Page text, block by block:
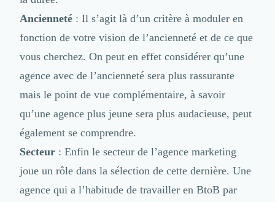
Ancienneté: Il s’agit là d’un critère à moduler en
fonction de votre vision de l’ancienneté et de ce que
vous cherchez. On peut en effet considérer qu’une
agence avec de l’ancienneté sera plus rassurante
mais le point de vue complémentaire, à savoir
qu’une agence plus jeune sera plus audacieuse, peut
également se comprendre.
Secteur : Enfin le secteur de l’agence marketing
joue un rôle dans la sélection de cette dernière. Une
agence qui a l’habitude de travailler en BtoB par